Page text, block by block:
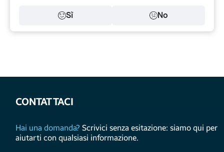
Sì No
CONTATTACI
Hai una domanda? Scrivici senza esitazione: siamo qui per
aiutarti con qualsiasi informazione.